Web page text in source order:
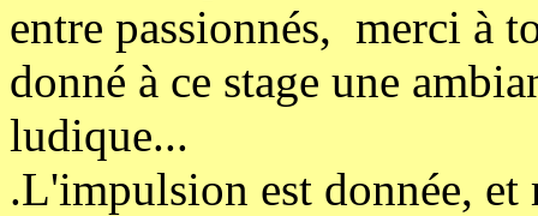
entre passionnés, merci à
donné à ce stage une
ludique...
.L'impulsion est donnée, et